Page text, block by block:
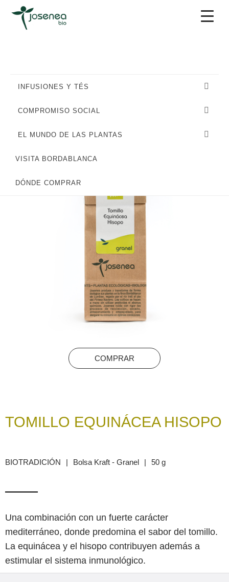
contenido
INFUSIONES Y TÉS
COMPROMISO SOCIAL
EL MUNDO DE LAS PLANTAS
VISITA BORDABLANCA
DÓNDE COMPRAR
COMPRAR
TOMILLO EQUINÁCEA HISOPO
BIOTRADICIÓN | Bolsa Kraft - Granel | 50 g
Una combinación con un fuerte carácter
mediterráneo, donde predomina el sabor del tomillo.
La equinácea y el hisopo contribuyen además a
estimular el sistema inmunológico.